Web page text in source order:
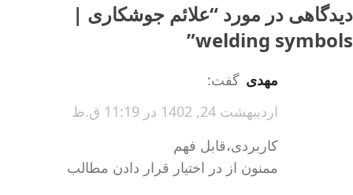
دیدگاهی در مورد “علائم جوشکاری |
welding symbols
”
مهدی گفت:
اردیبهشت 24, 1402 در 11:19 ق.ظ
کاربردی،قابل فهم
ممنون از در اختیار قرار دادن مطالب